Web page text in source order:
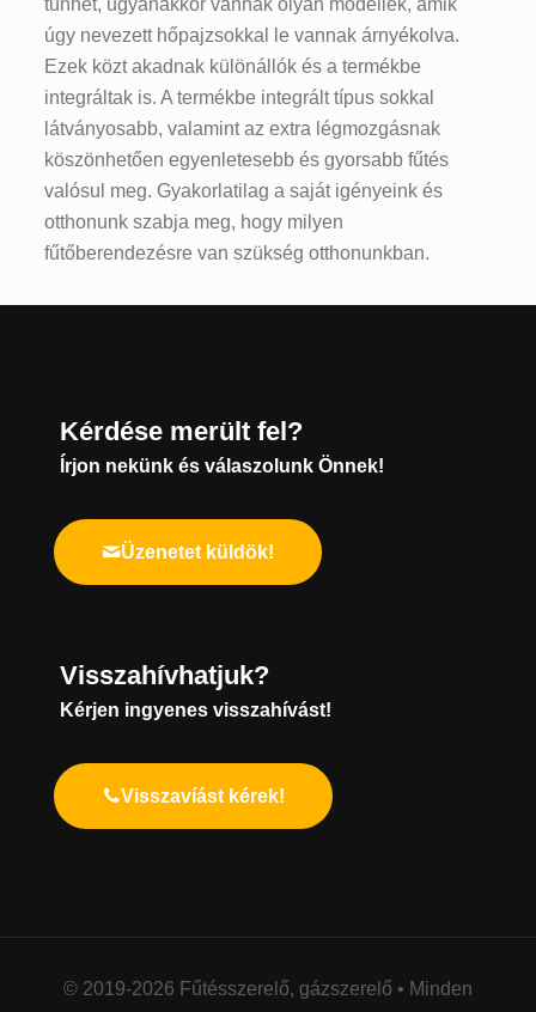
tűnhet, ugyanakkor vannak olyan modellek, amik
úgy nevezett hőpajzsokkal le vannak árnyékolva.
Ezek közt akadnak különállók és a termékbe
integráltak is. A termékbe integrált típus sokkal
látványosabb, valamint az extra légmozgásnak
köszönhetően egyenletesebb és gyorsabb fűtés
valósul meg. Gyakorlatilag a saját igényeink és
otthonunk szabja meg, hogy milyen
fűtőberendezésre van szükség otthonunkban.
Kérdése merült fel?
Írjon nekünk és válaszolunk Önnek!
Üzenetet küldök!
Visszahívhatjuk?
Kérjen ingyenes visszahívást!
Visszavíást kérek!
© 2019-2026 Fűtésszerelő, gázszerelő • Minden